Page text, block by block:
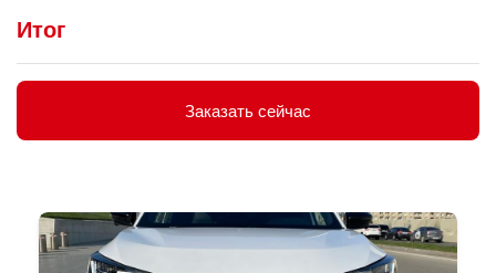
Итог
Заказать сейчас